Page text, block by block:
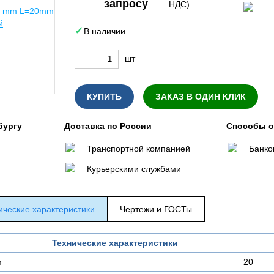
запросу НДС)
В наличии
шт
КУПИТЬ ЗАКАЗ В ОДИН КЛИК
Доставка по России
Транспортной компанией
Курьерскими службами
Способы
характеристики Чертежи и ГОСТы
Технические характеристики
20